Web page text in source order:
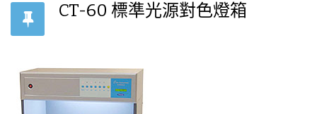
CT-60 標準光源對色燈箱